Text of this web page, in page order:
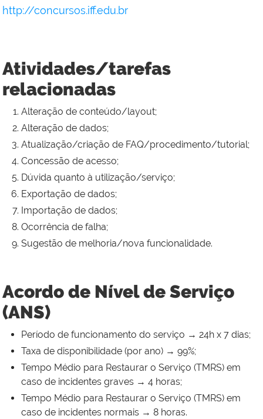
http://concursos.iff.edu.br
Atividades/tarefas
relacionadas
Alteração de conteúdo/layout;
Alteração de dados;
Atualização/criação de FAQ/procedimento/tutorial;
Concessão de acesso;
Dúvida quanto à utilização/serviço;
Exportação de dados;
Importação de dados;
Ocorrência de falha;
Sugestão de melhoria/nova funcionalidade.
Acordo de Nível de Serviço
(ANS)
Período de funcionamento do serviço → 24h x 7 dias;
Taxa de disponibilidade (por ano) → 99%;
Tempo Médio para Restaurar o Serviço (TMRS) em
caso de incidentes graves → 4 horas;
Tempo Médio para Restaurar o Serviço (TMRS) em
caso de incidentes normais → 8 horas.